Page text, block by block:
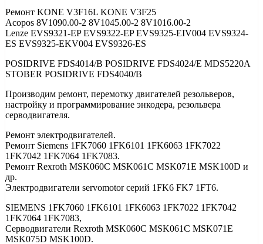
Ремонт KONE V3F16L KONE V3F25
Acopos 8V1090.00-2 8V1045.00-2 8V1016.00-2
Lenze EVS9321-EP EVS9322-EP EVS9325-EIV004 EVS9324-
ES EVS9325-EKV004 EVS9326-ES
POSIDRIVE FDS4014/B POSIDRIVE FDS4024/E MDS5220A
STOBER POSIDRIVE FDS4040/B
Производим ремонт, перемотку двигателей резольверов,
настройку и программирование энкодера, резольвера
серводвигателя.
Ремонт электродвигателей.
Ремонт Siemens 1FK7060 1FK6101 1FK6063 1FK7022
1FK7042 1FK7064 1FK7083.
Ремонт Rexroth MSK060C MSK061C MSK071E MSK100D и
др.
Электродвигатели servomotor серий 1FK6 FK7 1FT6.
SIEMENS 1FK7060 1FK6101 1FK6063 1FK7022 1FK7042
1FK7064 1FK7083,
Серводвигатели Rexroth MSK060C MSK061C MSK071E
MSK075D MSK100D.